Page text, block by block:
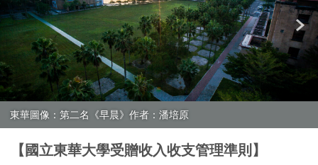
東華圖像：第二名《早晨》作者：潘培原
【國立東華大學受贈收入收支管理準則】